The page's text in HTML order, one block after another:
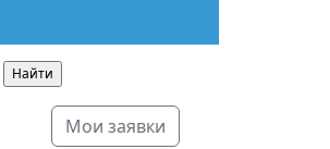
Мои заявки